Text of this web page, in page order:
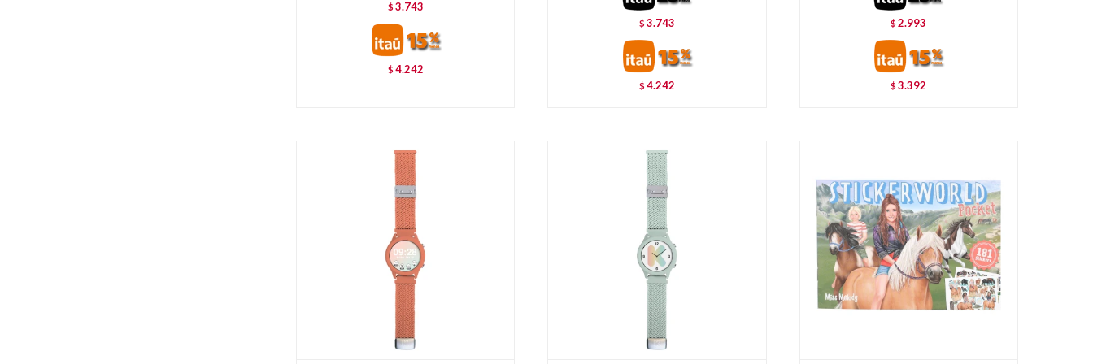
$3.743
$4.242
$3.743
$4.242
$2.993
$3.392